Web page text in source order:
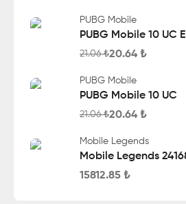
PUBG Mobile
PUBG Mobile 10 UC
21.06₺20.64 ₺
PUBG Mobile
PUBG Mobile 10 UC
21.06₺20.64 ₺
Mobile Legends
Mobile Legends
15812.85 ₺